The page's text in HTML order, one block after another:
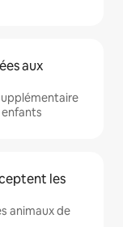
aux
les
animaux de